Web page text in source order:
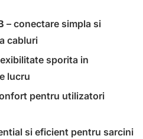
– conectare simpla si
cabluri
sporita in
lucru
pentru utilizatori
si eficient pentru sarcini